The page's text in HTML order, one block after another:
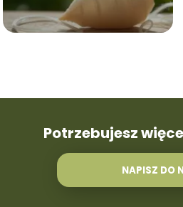
Potrzebujesz
NAPISZ DO